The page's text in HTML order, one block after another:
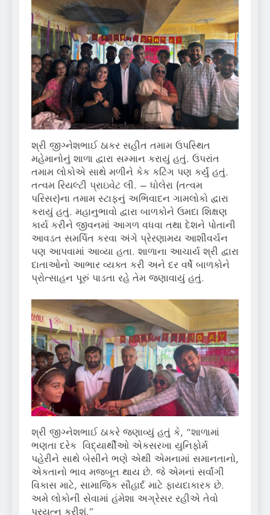
શ્રી જીગ્નેશભાઈ ઠાકર સહીત તમામ ઉપસ્થિત
મહેમાનોનું શાળા દ્વારા સમ્માન કરાયું હતું. ઉપરાંત
તમામ લોકોએ સાથે મળીને કેક કટિંગ પણ કર્યું હતું.
તત્વમ રિયલ્ટી પ્રાઇવેટ લી. – ધોલેરા (તત્વમ
પરિસર)ના તમામ સ્ટાફનું અભિવાદન ગામલોકો દ્વારા
કરાયું હતું. મહાનુભાવો દ્વારા બાળકોને ઉમદા શિક્ષણ
કાર્ય કરીને જીવનમાં આગળ વધવા તથા દેશને પોતાની
આવડત સમર્પિત કરવા અંગે પ્રેરણામય આશીવર્ચન
પણ આપવામાં આવ્યા હતા. શાળાના આચાર્ય શ્રી દ્વારા
દાતાઓનો આભાર વ્યક્ત કરી અને દર વર્ષે બાળકોને
પ્રોત્સાહન પૂરું પાડતા રહે તેમ જણાવાયું હતું.
શ્રી જીગ્નેશભાઈ ઠાકરે જણાવ્યું હતું કે, “શાળામાં
ભણતા દરેક વિદ્યાર્થીઓ એકસરખા યુનિફોર્મ
પહેરીને સાથે બેસીને ભણે એથી એમનામાં સમાનતાનો,
એકતાનો ભાવ મજબૂત થાય છે. જે એમનાં સર્વાંગી
વિકાસ માટે, સામાજિક સૌહાર્દ માટે ફાયદાકારક છે.
અમે લોકોની સેવામાં હંમેશા અગ્રેસર રહીએ તેવો
પ્રયત્ન કરીશું.”